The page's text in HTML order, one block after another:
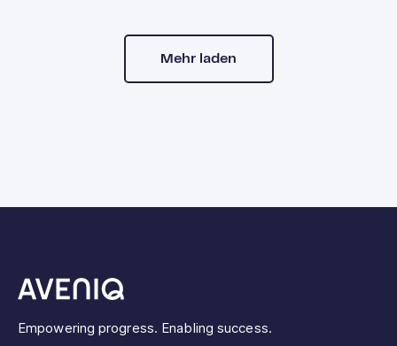
Mehr laden
Empowering progress. Enabling success.